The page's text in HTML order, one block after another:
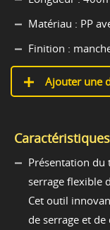
Matériau : PP
Finition :
Ajouter une
Présentation
serrage flexible
Cet outil
de serrage et